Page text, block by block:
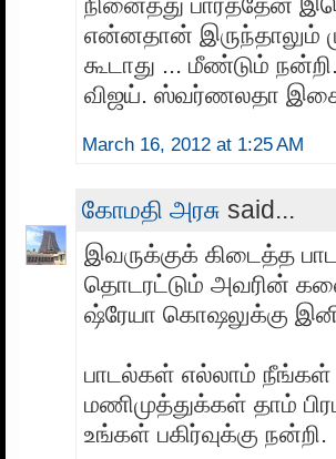
என்னதான் இருந்தாலும்
கூடாது ... மீண்டும்
விஜய். ஸ்வர்ணலதா
March 16, 2012 at 1:25 AM
கோமதி அரசு said...
இவருக்குக் கிடைத்த
தொடரட்டும் அவரின்
ஷ்ரேயா கொஷலுக்கு
பாடல்கள் எல்லாம்
மணிமுத்துக்கள் தாம்
உங்கள் பகிர்வுக்கு நன்றி.